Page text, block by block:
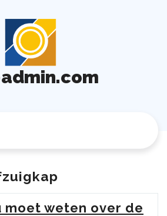
moet weten over de